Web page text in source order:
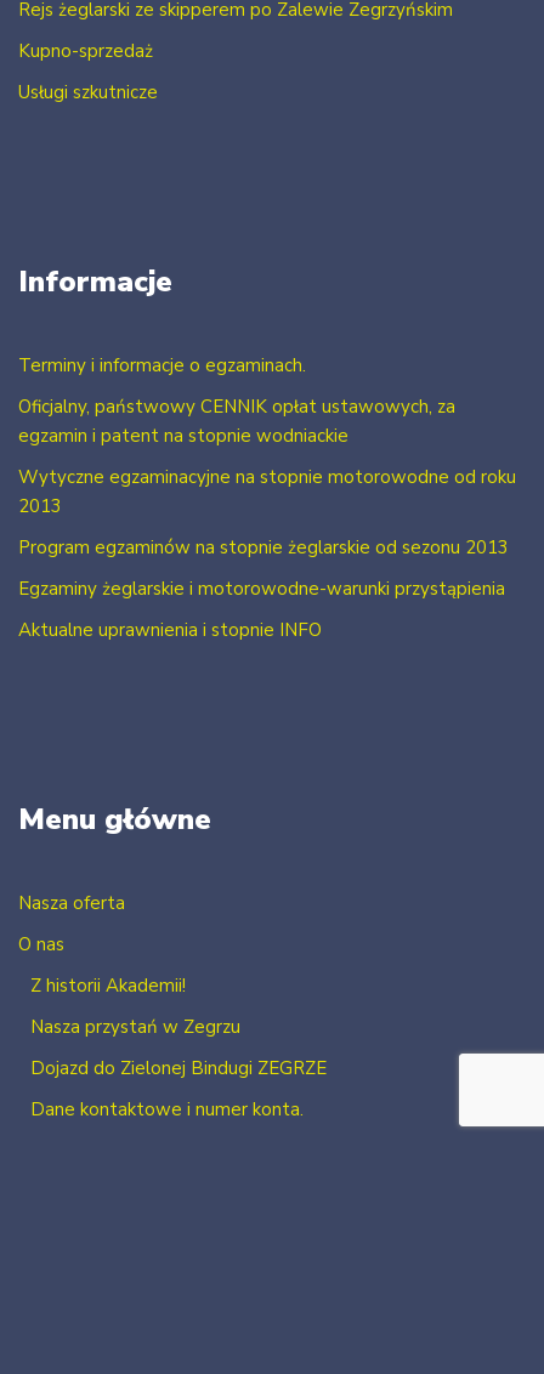
Rejs żeglarski ze skipperem po Zalewie Zegrzyńskim
Kupno-sprzedaż
Usługi szkutnicze
Informacje
Terminy i informacje o egzaminach.
Oficjalny, państwowy CENNIK opłat ustawowych, za
egzamin i patent na stopnie wodniackie
Wytyczne egzaminacyjne na stopnie motorowodne od roku
2013
Program egzaminów na stopnie żeglarskie od sezonu 2013
Egzaminy żeglarskie i motorowodne-warunki przystąpienia
Aktualne uprawnienia i stopnie INFO
Menu główne
Nasza oferta
O nas
Z historii Akademii!
Nasza przystań w Zegrzu
Dojazd do Zielonej Bindugi ZEGRZE
Dane kontaktowe i numer konta.